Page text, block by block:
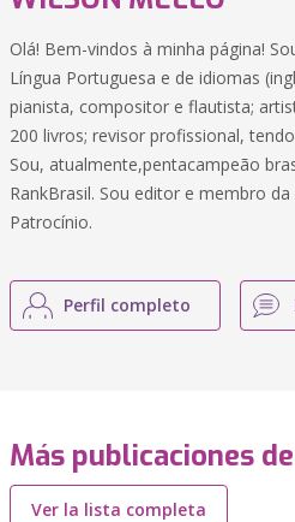
Olá! Bem-vindos à minha página!
Língua Portuguesa e de idiomas
pianista, compositor e flautista;
200 livros; revisor profissional,
Sou, atualmente,pentacampeão
RankBrasil. Sou editor e membro
Patrocínio.
Perfil completo
Más publicaciones
Ver la lista completa